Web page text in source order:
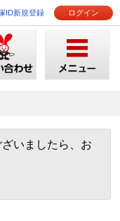
ID新規登録 ログイン
いましたら、お